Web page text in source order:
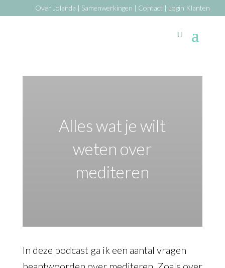
Over Jolanda | Samenwerkingen | Contact | Login Klanten
Alles wat je wilt
weten over
mediteren
In deze podcast ga ik een aantal vragen